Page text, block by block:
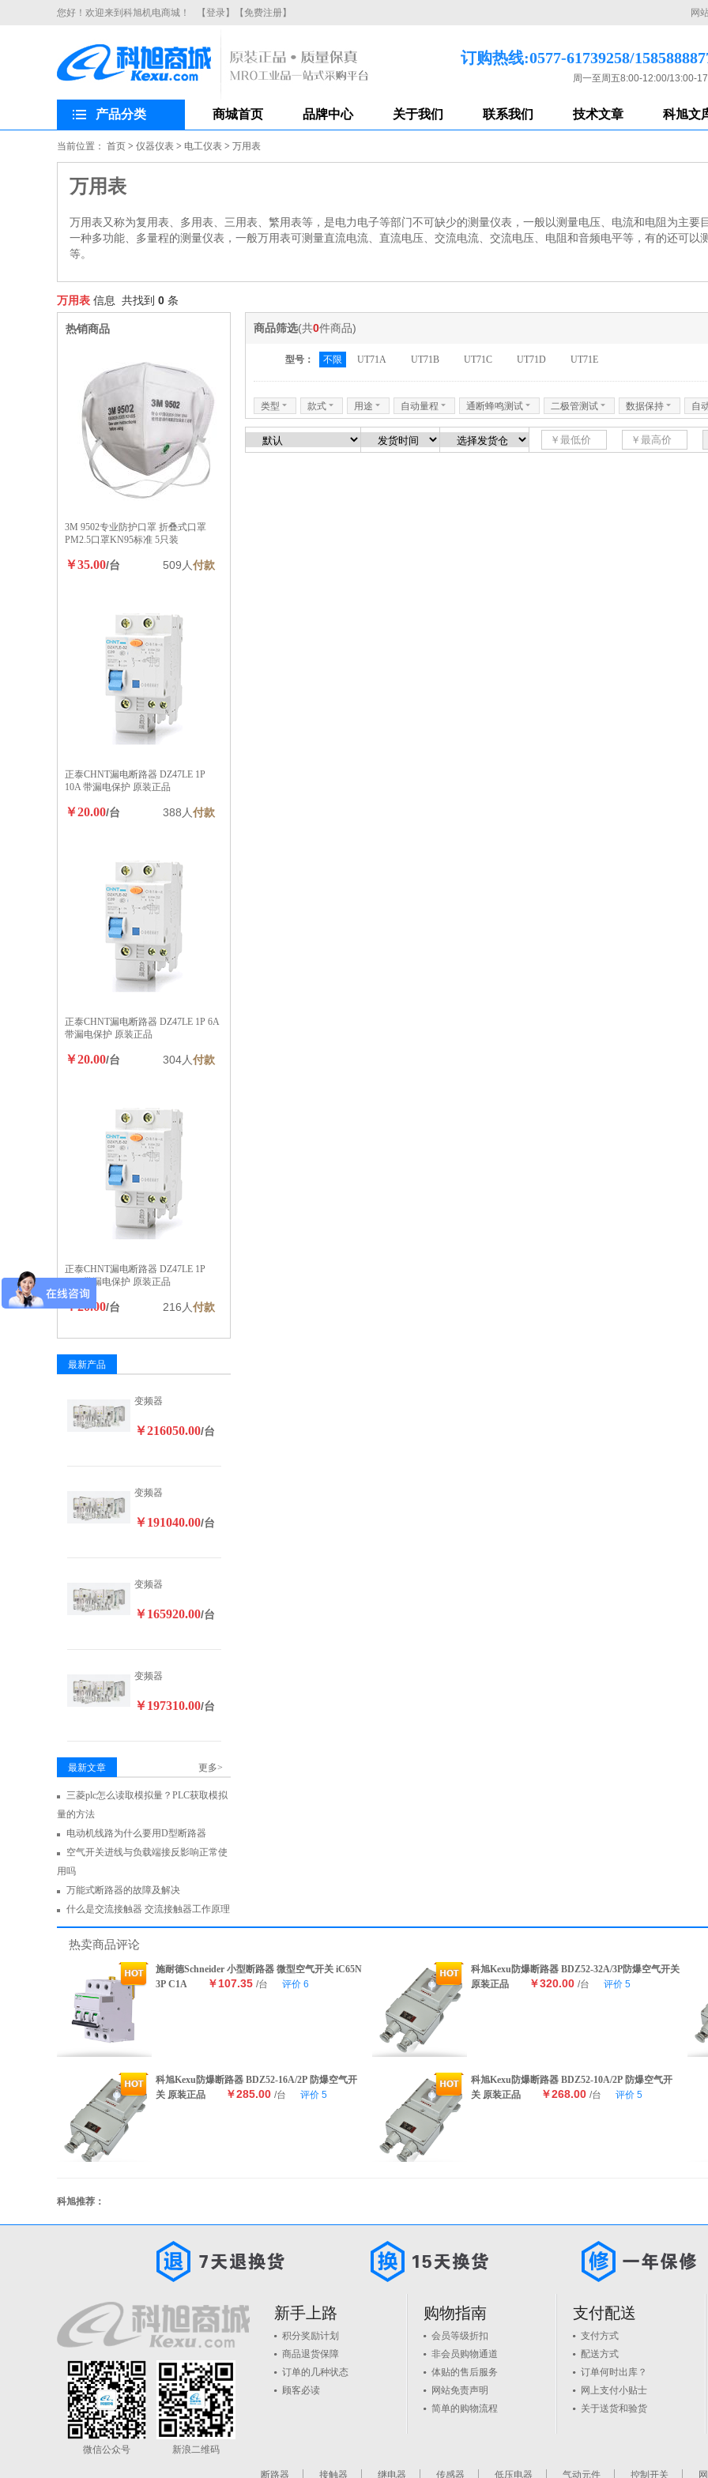
您好！欢迎来到科旭机电商城！ 【登录】 【免费注册】 网
订购热线:0577-61739258/
周一至周五8:00-12:00/13:00-
产品分类 商城首页 品牌中心 关于我们 联系我们 技术文章 科旭文
当前位置： 首页 > 仪器仪表 > 电工仪表 > 万用表
万用表
万用表又称为复用表、多用表、三用表、繁用表等，是电力电子等部门不可缺少的测量仪表，一般以测量电压、电流和电阻为主
一种多功能、多量程的测量仪表，一般万用表可测量直流电流、直流电压、交流电流、交流电压、电阻和音频电平等，有的还可
等。
万用表 信息 共找到 0 条
商品筛选(共0件商品)
型号： 不限 UT71A UT71B UT71C UT71D UT71E
类型 6 款式 6 用途 6 自动量程 6 通断蜂鸣测试 6 二极管测试 6 数据保持 6 自
热销商品
3M 9502专业防护口罩 折叠式口罩
PM2.5口罩KN95标准 5只装
￥35.00/台 509人付款
正泰CHNT漏电断路器 DZ47LE 1P
10A 带漏电保护 原装正品
￥20.00/台 388人付款
正泰CHNT漏电断路器 DZ47LE 1P 6A
带漏电保护 原装正品
￥20.00/台 304人付款
正泰CHNT漏电断路器 DZ47LE 1P
16A 带漏电保护 原装正品
￥20.00/台 216人付款
最新产品
变频器
￥216050.00/台
变频器
￥191040.00/台
变频器
￥165920.00/台
变频器
￥197310.00/台
最新文章 更多>
三菱plc怎么读取模拟量？PLC获取模拟
量的方法
电动机线路为什么要用D型断路器
空气开关进线与负载端接反影响正常使
用吗
万能式断路器的故障及解决
什么是交流接触器 交流接触器工作原理
热卖商品评论
施耐德Schneider 小型断路器 微型空气开关 iC65N
3P C1A
￥107.35 /台 评价 6
科旭Kexu防爆断路器 BDZ52-32A/3P防爆空气开关
原装正品
￥320.00 /台 评价 5
科旭Kexu防爆断路器 BDZ52-16A/2P 防爆空气开
关 原装正品
￥285.00 /台 评价 5
科旭Kexu防爆断路器 BDZ52-10A/2P 防爆空气开
关 原装正品
￥268.00 /台 评价 5
科旭推荐：
微信公众号 新浪二维码
新手上路
积分奖励计划
商品退货保障
订单的几种状态
顾客必读
购物指南
会员等级折扣
非会员购物通道
体贴的售后服务
网站免责声明
简单的购物流程
支付配送
支付方式
配送方式
订单何时出库？
网上支付小贴士
关于送货和验货
断路器 接触器 继电器 传感器 低压电器 气动元件 控制开关